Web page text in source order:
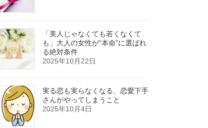
「美人じゃなくても若くなくて
も」大人の女性が“本命”に選ばれ
る絶対条件
2025年10月22日
実る恋も実らなくなる、恋愛下手
さんがやってしまうこと
2025年10月4日